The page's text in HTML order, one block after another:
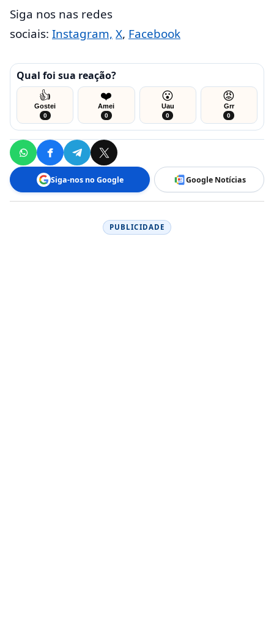
Siga nos nas redes
sociais: Instagram, X, Facebook
Qual foi sua reação?
👍
Gostei
0
❤️
Amei
0
😮
Uau
0
😡
Grr
0
Siga-nos no Google Google Notícias
PUBLICIDADE